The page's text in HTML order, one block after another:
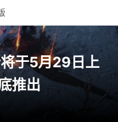
于5月29日上
推出